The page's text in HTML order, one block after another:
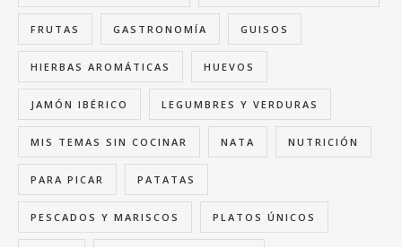
FRUTAS GASTRONOMÍA GUISOS
HIERBAS AROMÁTICAS HUEVOS
JAMÓN IBÉRICO LEGUMBRES Y VERDURAS
MIS TEMAS SIN COCINAR NATA NUTRICIÓN
PARA PICAR PATATAS
PESCADOS Y MARISCOS PLATOS ÚNICOS